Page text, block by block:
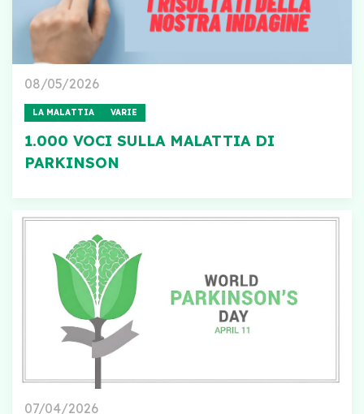
08/05/2026
LA MALATTIA VARIE
1.000 VOCI SULLA MALATTIA DI
PARKINSON
07/04/2026